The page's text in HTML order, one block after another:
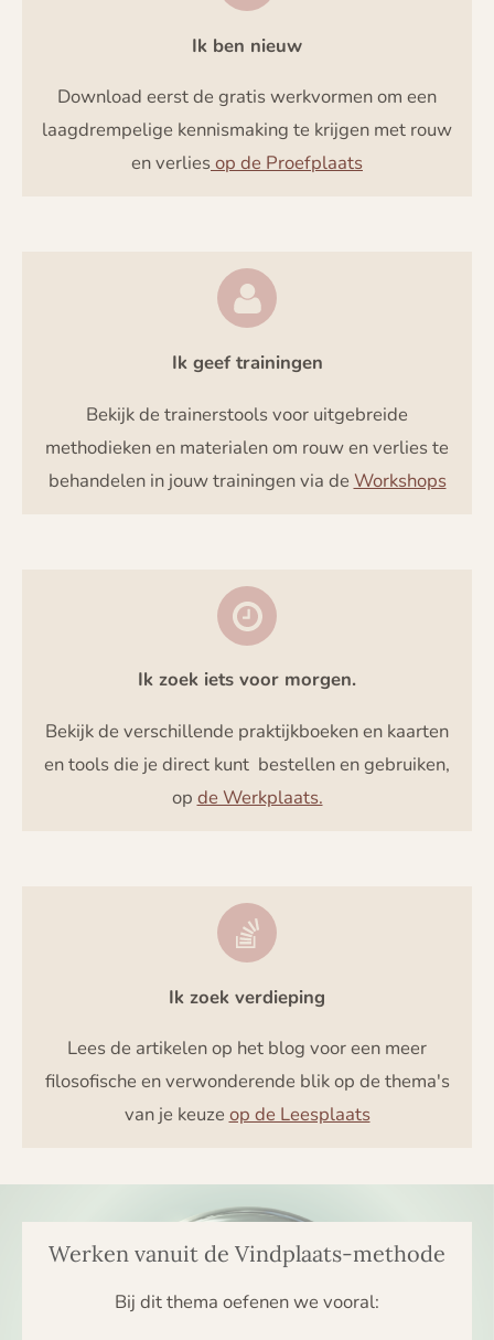
Ik ben nieuw
Download eerst de gratis werkvormen om een
laagdrempelige kennismaking te krijgen met rouw
en verliesop de Proefplaats
Ik geef trainingen
Bekijk de trainerstools voor uitgebreide
methodieken en materialen om rouw en verlies te
behandelen in jouw trainingen via de Workshops
Ik zoek iets voor morgen.
Bekijk de verschillende praktijkboeken en kaarten
en tools die je direct kunt bestellen en gebruiken,
op de Werkplaats.
Ik zoek verdieping
Lees de artikelen op het blog voor een meer
filosofische en verwonderende blik op de thema's
van je keuze op de Leesplaats
Werken vanuit de Vindplaats-methode
Bij dit thema oefenen we vooral: